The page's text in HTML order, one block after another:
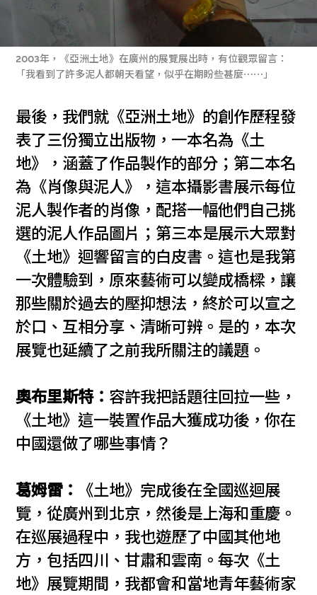
2003年，《亞洲土地》在廣州的展覽展出時，有位觀眾留言：
「我看到了許多泥人都朝天看望，似乎在期盼些甚麼⋯⋯」
最後，我們就《亞洲土地》的創作歷程發
表了三份獨立出版物，一本名為《土
地》，涵蓋了作品製作的部分；第二本名
為《肖像與泥人》，這本攝影書展示每位
泥人製作者的肖像，配搭一幅他們自己挑
選的泥人作品圖片；第三本是展示大眾對
《土地》迴響留言的白皮書。這也是我第
一次體驗到，原來藝術可以變成橋樑，讓
那些關於過去的壓抑想法，終於可以宣之
於口、互相分享、清晰可辨。是的，本次
展覽也延續了之前我所關注的議題。
奧布里斯特： 容許我把話題往回拉一些，
《土地》這一裝置作品大獲成功後，你在
中國還做了哪些事情？
葛姆雷：
《土地》完成後在全國巡迴展
覽，從廣州到北京，然後是上海和重慶。
在巡展過程中，我也遊歷了中國其他地
方，包括四川、甘肅和雲南。每次《土
地》展覽期間，我都會和當地青年藝術家